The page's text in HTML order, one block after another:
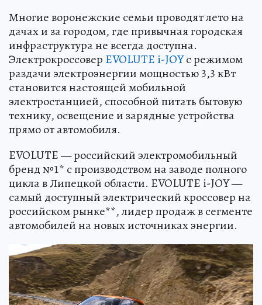
Многие воронежские семьи проводят лето на
дачах и за городом, где привычная городская
инфраструктура не всегда доступна.
Электрокроссовер EVOLUTE i-JOYс режимом
раздачи электроэнергии мощностью 3,3 кВт
становится настоящей мобильной
электростанцией, способной питать бытовую
технику, освещение и зарядные устройства
прямо от автомобиля.
EVOLUTE — российский электромобильный
бренд №1* с производством на заводе полного
цикла в Липецкой области. EVOLUTE i-JOY —
самый доступный электрический кроссовер на
российском рынке**, лидер продаж в сегменте
автомобилей на новых источниках энергии.